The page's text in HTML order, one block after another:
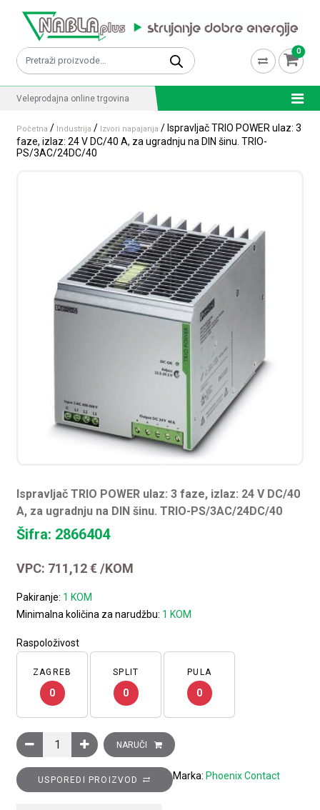
Pretraži: 0
Veleprodajna online trgovina
Početna / Industrija / Izvori napajanja / Ispravljač TRIO POWER ulaz: 3
faze, izlaz: 24 V DC/40 A, za ugradnju na DIN šinu. TRIO-
PS/3AC/24DC/40
Ispravljač TRIO POWER ulaz: 3 faze, izlaz: 24 V DC/40
A, za ugradnju na DIN šinu. TRIO-PS/3AC/24DC/40
Šifra: 2866404
VPC: 711,12€ /KOM
Pakiranje: 1 KOM
Minimalna količina za narudžbu: 1 KOM
Raspoloživost
ZAGREB
0
SPLIT
0
PULA
0
Ispravljač TRIO POWER ulaz: 3 faze, izlaz: 24 V DC/40 A, za
NARUČI
USPOREDI PROIZVOD Marka: Phoenix Contact